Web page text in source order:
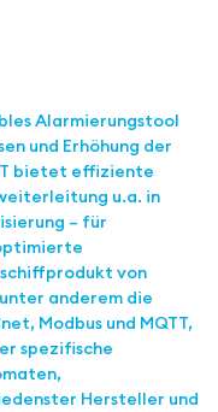
Alarmierungstool
und Erhöhung der
bietet effiziente
u.a. in
– für
von
anderem die
Modbus und MQTT,
spezifische
Hersteller und